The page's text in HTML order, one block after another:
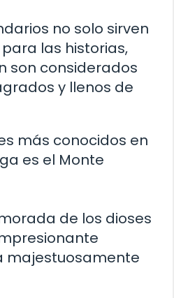
no solo sirven
las historias,
son considerados
y llenos de
más conocidos en
es el Monte
de los dioses
majestuosamente